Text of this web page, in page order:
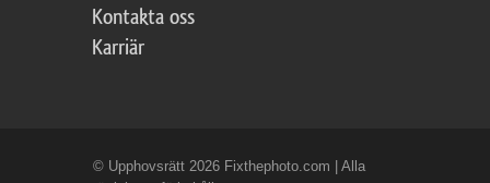
Kontakta oss
Karriär
© Upphovsrätt 2026 Fixthephoto.com | Alla